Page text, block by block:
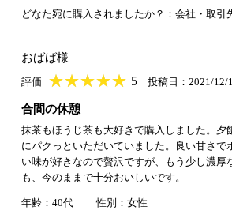
どなた宛に購入されましたか？：会社・取引
おばば様
評価 ★★★★★
★★★★★ 5 投稿日：2021/12/
合間の休憩
抹茶もほうじ茶も大好きで購入しました。夕
にパクっといただいていました。良い甘さで
い味が好きなので贅沢ですが、もう少し濃厚
も、今のままで十分おいしいです。
年齢：40代
性別：女性